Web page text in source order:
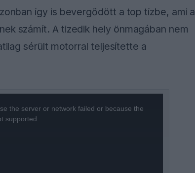
így is bevergődött a top tízbe, ami a
számít. A tizedik hely önmagában nem
sérült motorral teljesítette a
the server or network failed or because the
supported.